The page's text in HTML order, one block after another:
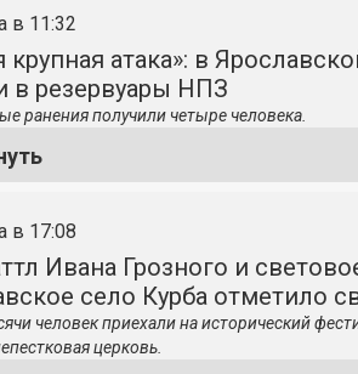
в 11:32
крупная атака»: в
в резервуары НПЗ
ранения получили четыре человека.
в 17:08
Ивана Грозного и
село Курба отметило
человек приехали на исторический
церковь.